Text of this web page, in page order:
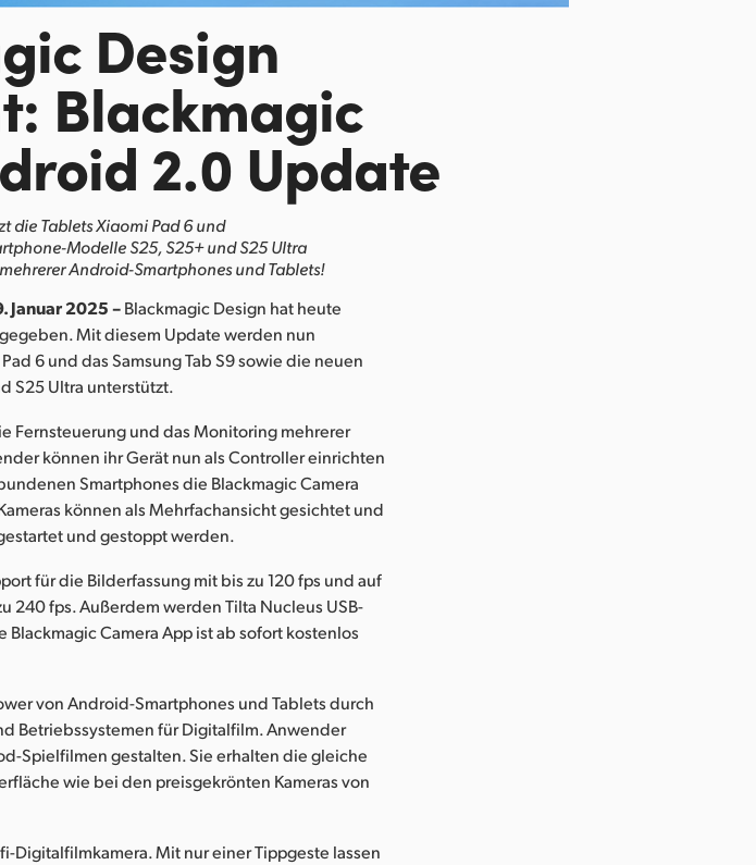
Design
Blackmagic
2.0 Update
die Tablets Xiaomi Pad 6 und
Modelle S25, S25+ und S25 Ultra
Android-Smartphones und Tablets!
Januar 2025 –Blackmagic Design hat heute
Mit diesem Update werden nun
6 und das Samsung Tab S9 sowie die neuen
S25 Ultra unterstützt.
Fernsteuerung und das Monitoring mehrerer
können ihr Gerät nun als Controller einrichten
Smartphones die Blackmagic Camera
können als Mehrfachansicht gesichtet und
und gestoppt werden.
für die Bilderfassung mit bis zu 120 fps und auf
240 fps. Außerdem werden Tilta Nucleus USB-
Camera App ist ab sofort kostenlos
von Android-Smartphones und Tablets durch
Betriebssystemen für Digitalfilm. Anwender
Spielfilmen gestalten. Sie erhalten die gleiche
wie bei den preisgekrönten Kameras von
Digitalfilmkamera. Mit nur einer Tippgeste lassen